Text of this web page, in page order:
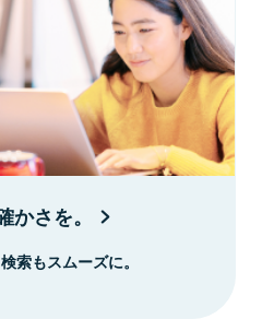
さを。
索もスムーズに。